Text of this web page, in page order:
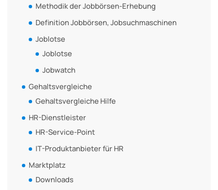
Methodik der Jobbörsen-Erhebung
Definition Jobbörsen, Jobsuchmaschinen
Joblotse
Joblotse
Jobwatch
Gehaltsvergleiche
Gehaltsvergleiche Hilfe
HR-Dienstleister
HR-Service-Point
IT-Produktanbieter für HR
Marktplatz
Downloads